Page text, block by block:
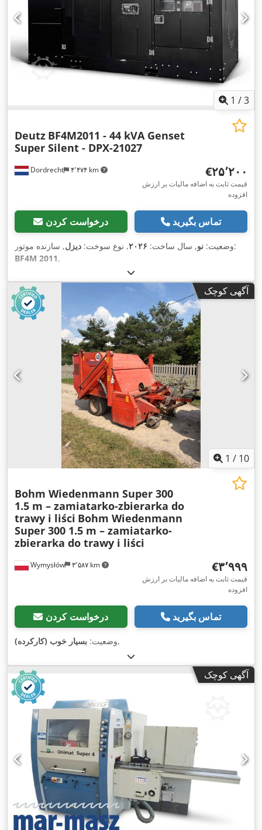
1 /3
Dordrecht ۴٬۴۷۴ km
Deutz BF4M2011 - 44 kVA Genset
Super Silent - DPX-21027
‎€۲۵٬۲۰۰
قیمت ثابت به اضافه مالیات بر ارزش
افزوده
درخواست کردن تماس بگیرید
وضعیت: نو, سال ساخت: ۲۰۲۶, نوع سوخت: دیزل
, سازنده موتور:
BF4M 2011,
آگهی کوچک
1 / 10
Wymysłów ۳٬۵۸۷ km
Bohm Wiedenmann Super 300
1.5 m – zamiatarko-zbierarka do
trawy i liści Bohm Wiedenmann
Super 300 1.5 m – zamiatarko-
zbierarka do trawy i liści
‎€۳٬۹۹۹
قیمت ثابت به اضافه مالیات بر ارزش
افزوده
درخواست کردن تماس بگیرید
وضعیت: بسیار خوب (کارکرده) ,
آگهی کوچک